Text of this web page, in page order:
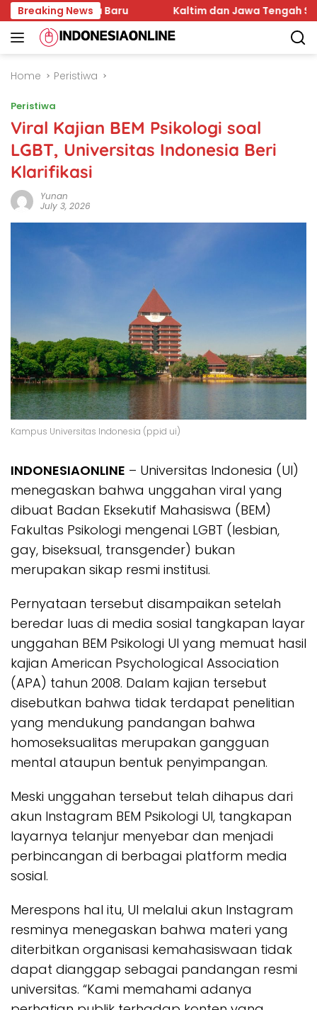
Skip
to
content
Breaking News
Baru Kaltim dan Jawa Tengah Sepakati
Home Peristiwa
Peristiwa
Viral Kajian BEM Psikologi soal
LGBT, Universitas Indonesia Beri
Klarifikasi
Yunan
July 3, 2026
Kampus Universitas Indonesia (ppid ui)
INDONESIAONLINE – Universitas Indonesia (UI)
menegaskan bahwa unggahan viral yang
dibuat Badan Eksekutif Mahasiswa (BEM)
Fakultas Psikologi mengenai LGBT (lesbian,
gay, biseksual, transgender) bukan
merupakan sikap resmi institusi.
Pernyataan tersebut disampaikan setelah
beredar luas di media sosial tangkapan layar
unggahan BEM Psikologi UI yang memuat hasil
kajian American Psychological Association
(APA) tahun 2008. Dalam kajian tersebut
disebutkan bahwa tidak terdapat penelitian
yang mendukung pandangan bahwa
homoseksualitas merupakan gangguan
mental ataupun bentuk penyimpangan.
Meski unggahan tersebut telah dihapus dari
akun Instagram BEM Psikologi UI, tangkapan
layarnya telanjur menyebar dan menjadi
perbincangan di berbagai platform media
sosial.
Merespons hal itu, UI melalui akun Instagram
resminya menegaskan bahwa materi yang
diterbitkan organisasi kemahasiswaan tidak
dapat dianggap sebagai pandangan resmi
universitas. “Kami memahami adanya